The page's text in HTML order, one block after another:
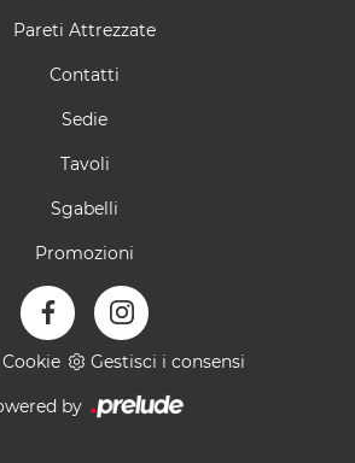
Pareti Attrezzate
Contatti
Sedie
Tavoli
Sgabelli
Promozioni
Cookie Gestisci i consensi
by